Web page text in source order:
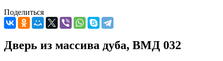
Поделиться
Дверь из массива дуба, ВМД 032